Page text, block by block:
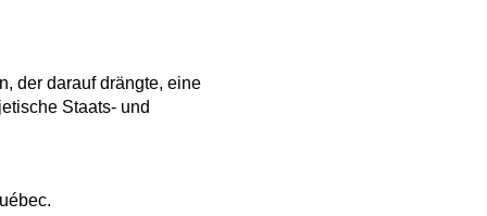
der darauf drängte, eine
Staats- und